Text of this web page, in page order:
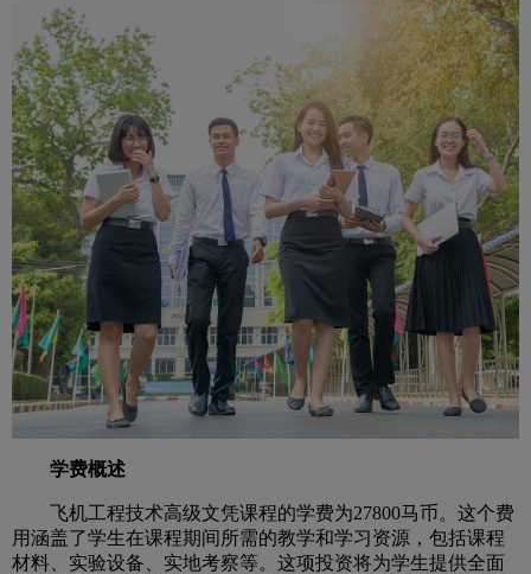
学费概述
飞机工程技术高级文凭课程的学费为27800马币。这个费
用涵盖了学生在课程期间所需的教学和学习资源，包括课程
材料、实验设备、实地考察等。这项投资将为学生提供全面